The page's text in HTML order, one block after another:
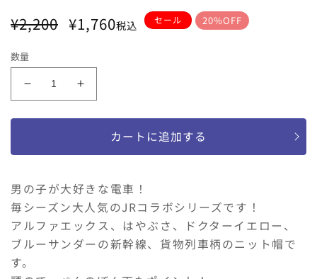
通
価
格
¥2,200
セ
価
格
¥1,760税込 セール 20%OFF
数量
moujonjon
Ｒ
幹
貨
物
電
車
ニ
moujonjon
Ｒ
幹
貨
物
電
車
ニ
カートに追加する
男の子が大好きな電車！
毎シーズン大人気のJRコラボシリーズです！
アルファエックス、はやぶさ、ドクターイエロー、
ブルーサンダーの新幹線、貨物列車柄のニット帽で
す。